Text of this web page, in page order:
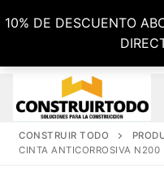
10% DE DESCUENTO
al
CONSTRUIR TODO
CINTA ANTICORROSIVA N200